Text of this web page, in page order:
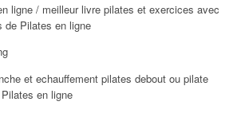
ligne / meilleur livre pilates et exercices avec
de Pilates en ligne
et echauffement pilates debout ou pilate
en ligne